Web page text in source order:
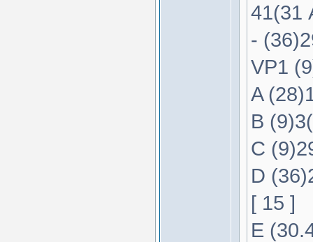
41(31
-
VP1
A
B
C
D
[ 15 ]
E